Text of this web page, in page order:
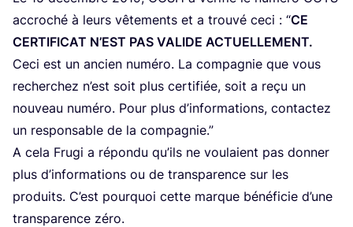
accro­ché à leurs vête­ments et a trou­vé ceci : “CE
CER­TI­FI­CAT N’EST PAS VALIDE ACTUELLEMENT.
Ceci est un ancien numé­ro. La com­pa­gnie que vous
recher­chez n’est soit plus cer­ti­fiée, soit a reçu un
nou­veau numé­ro. Pour plus d’informations, contac­tez
un res­pon­sable de la compagnie.”
A cela Fru­gi a répon­du qu’ils ne vou­laient pas don­ner
plus d’in­for­ma­tions ou de trans­pa­rence sur les
pro­duits. C’est pour­quoi cette marque béné­fi­cie d’une
trans­pa­rence zéro.